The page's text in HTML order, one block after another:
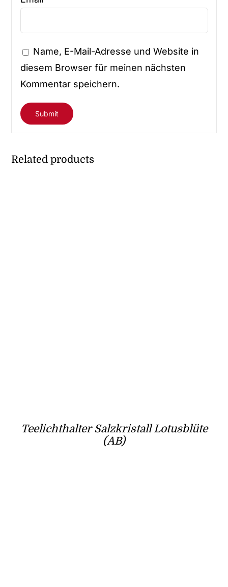
Name, E-Mail-Adresse und Website in
diesem Browser für meinen nächsten
Kommentar speichern.
Related products
Teelichthalter Salzkristall Lotusblüte
(AB)